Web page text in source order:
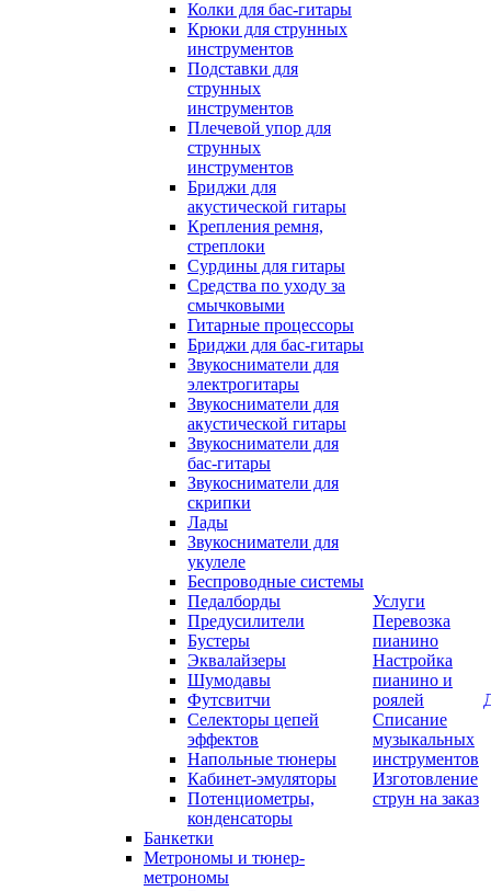
Колки для бас-гитары
Крюки для струнных
инструментов
Подставки для
струнных
инструментов
Плечевой упор для
струнных
инструментов
Бриджи для
акустической гитары
Крепления ремня,
стреплоки
Сурдины для гитары
Средства по уходу за
смычковыми
Гитарные процессоры
Бриджи для бас-гитары
Звукосниматели для
электрогитары
Звукосниматели для
акустической гитары
Звукосниматели для
бас-гитары
Звукосниматели для
скрипки
Лады
Звукосниматели для
укулеле
Беспроводные системы
Педалборды
Предусилители
Бустеры
Эквалайзеры
Шумодавы
Футсвитчи
Селекторы цепей
эффектов
Напольные тюнеры
Кабинет-эмуляторы
Потенциометры,
конденсаторы
Банкетки
Метрономы и тюнер-
метрономы
Услуги
Перевозка
пианино
Настройка
пианино и
роялей
Списание
музыкальных
инструментов
Изготовление
струн на заказ